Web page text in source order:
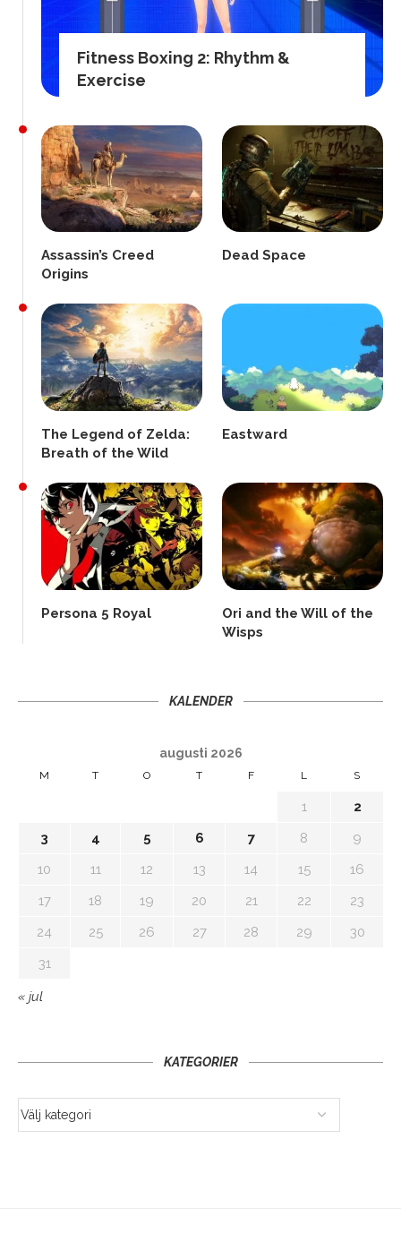
Fitness Boxing 2: Rhythm &
Exercise
Assassin’s Creed
Origins
Dead Space
The Legend of Zelda:
Breath of the Wild
Eastward
Persona 5 Royal
Ori and the Will of the
Wisps
KALENDER
augusti 2026
M T O T F L S
1
2
3
4 5 6 7 8
9
10
11 12 13 14 15
16
17
18 19 20 21 22
23
24
25 26 27 28 29
30
31
« jul
KATEGORIER